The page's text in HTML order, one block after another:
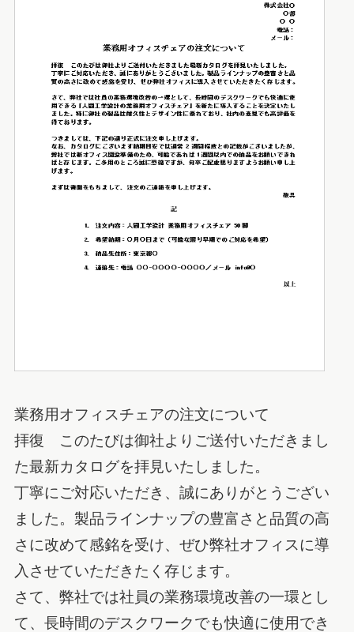
業務用オフィスチェアの注文について
拝復 このたびは御社よりご送付いただきまし
た最新カタログを拝見いたしました。
丁寧にご対応いただき、誠にありがとうござい
ました。製品ラインナップの豊富さと品質の高
さに改めて感銘を受け、ぜひ弊社オフィスに導
入させていただきたく存じます。
さて、弊社では社員の業務環境改善の一環とし
て、長時間のデスクワークでも快適に使用でき